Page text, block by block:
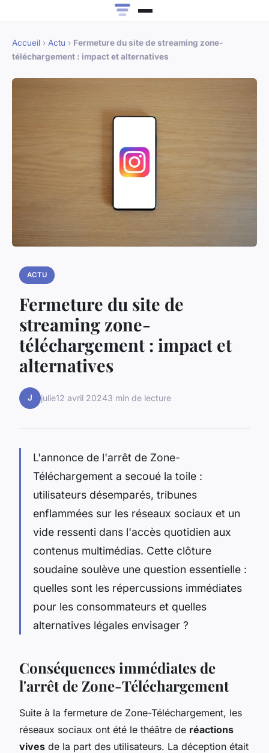
Accueil › Actu › Fermeture du site de streaming zone-
téléchargement : impact et alternatives
ACTU
Fermeture du site de
streaming zone-
téléchargement : impact et
alternatives
J julie12 avril 20243 min de lecture
L'annonce de l'arrêt de Zone-
Téléchargement a secoué la toile :
utilisateurs désemparés, tribunes
enflammées sur les réseaux sociaux et un
vide ressenti dans l'accès quotidien aux
contenus multimédias. Cette clôture
soudaine soulève une question essentielle :
quelles sont les répercussions immédiates
pour les consommateurs et quelles
alternatives légales envisager ?
Conséquences immédiates de
l'arrêt de Zone-Téléchargement
Suite à la fermeture de Zone-Téléchargement, les
réseaux sociaux ont été le théâtre de réactions
vives de la part des utilisateurs. La déception était